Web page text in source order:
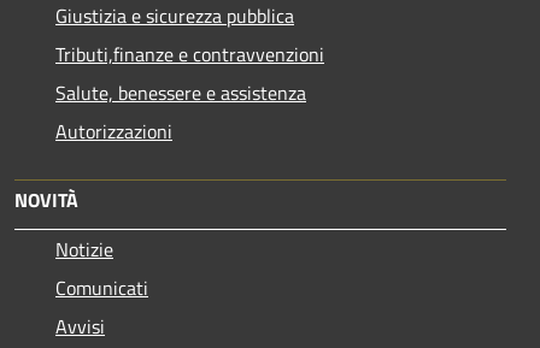
Giustizia e sicurezza pubblica
Tributi,finanze e contravvenzioni
Salute, benessere e assistenza
Autorizzazioni
NOVITÀ
Notizie
Comunicati
Avvisi